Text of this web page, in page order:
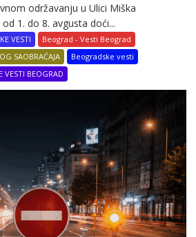
održavanju u Ulici Miška
1. do 8. avgusta doći...
VESTI
Beograd - Vesti Beograd
SAOBRAĆAJA
Beogradske vesti
VESTI BEOGRAD